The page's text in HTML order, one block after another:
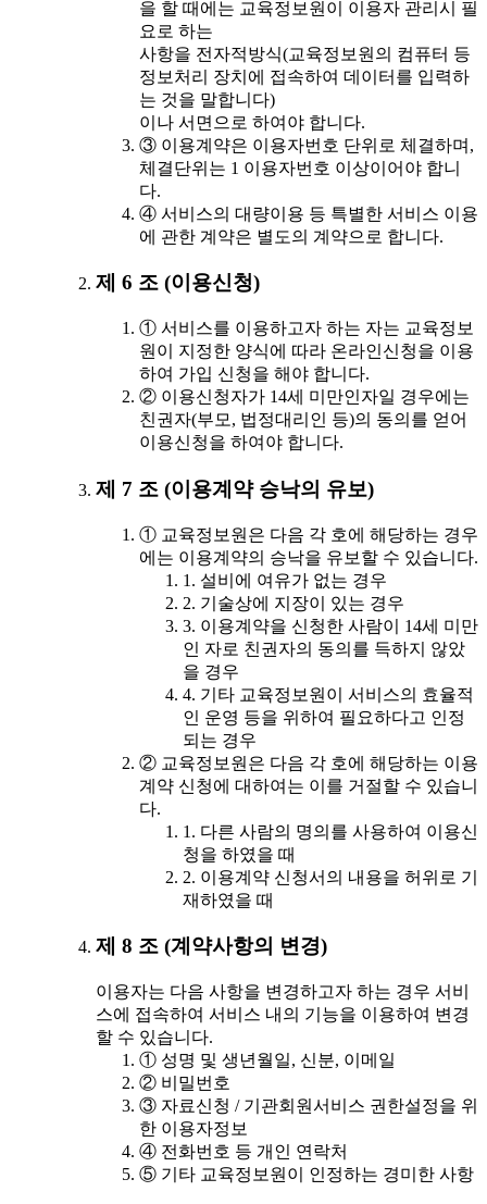
을 할 때에는 교육정보원이 이용자 관리시 필
요로 하는
사항을 전자적방식(교육정보원의 컴퓨터 등
정보처리 장치에 접속하여 데이터를 입력하
는 것을 말합니다)
이나 서면으로 하여야 합니다.
③ 이용계약은 이용자번호 단위로 체결하며,
체결단위는 1 이용자번호 이상이어야 합니
다.
④ 서비스의 대량이용 등 특별한 서비스 이용
에 관한 계약은 별도의 계약으로 합니다.
제 6 조 (이용신청)
① 서비스를 이용하고자 하는 자는 교육정보
원이 지정한 양식에 따라 온라인신청을 이용
하여 가입 신청을 해야 합니다.
② 이용신청자가 14세 미만인자일 경우에는
친권자(부모, 법정대리인 등)의 동의를 얻어
이용신청을 하여야 합니다.
제 7 조 (이용계약 승낙의 유보)
① 교육정보원은 다음 각 호에 해당하는 경우
에는 이용계약의 승낙을 유보할 수 있습니다.
1. 설비에 여유가 없는 경우
2. 기술상에 지장이 있는 경우
3. 이용계약을 신청한 사람이 14세 미만
인 자로 친권자의 동의를 득하지 않았
을 경우
4. 기타 교육정보원이 서비스의 효율적
인 운영 등을 위하여 필요하다고 인정
되는 경우
② 교육정보원은 다음 각 호에 해당하는 이용
계약 신청에 대하여는 이를 거절할 수 있습니
다.
1. 다른 사람의 명의를 사용하여 이용신
청을 하였을 때
2. 이용계약 신청서의 내용을 허위로 기
재하였을 때
제 8 조 (계약사항의 변경)
이용자는 다음 사항을 변경하고자 하는 경우 서비
스에 접속하여 서비스 내의 기능을 이용하여 변경
할 수 있습니다.
① 성명 및 생년월일, 신분, 이메일
② 비밀번호
③ 자료신청 / 기관회원서비스 권한설정을 위
한 이용자정보
④ 전화번호 등 개인 연락처
⑤ 기타 교육정보원이 인정하는 경미한 사항